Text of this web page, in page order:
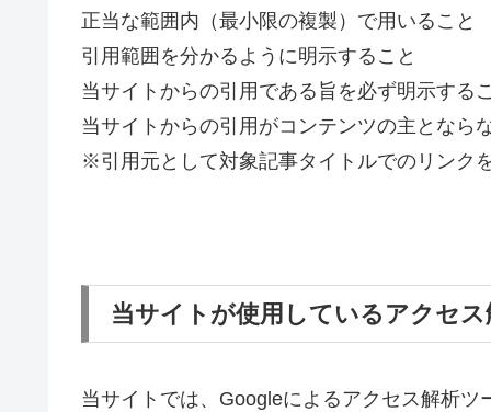
正当な範囲内（最小限の複製）で用いること
引用範囲を分かるように明示すること
当サイトからの引用である旨を必ず明示する
当サイトからの引用がコンテンツの主となら
※引用元として対象記事タイトルでのリンク
当サイトが使用しているアクセ
当サイトでは、Googleによるアクセス解析